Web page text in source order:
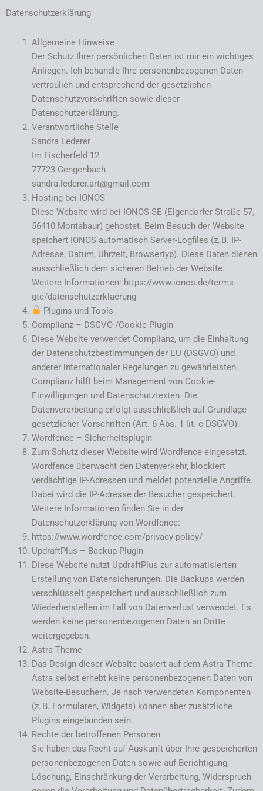
Datenschutzerklärung
Allgemeine Hinweise
Der Schutz Ihrer persönlichen Daten ist mir ein wichtiges
Anliegen. Ich behandle Ihre personenbezogenen Daten
vertraulich und entsprechend der gesetzlichen
Datenschutzvorschriften sowie dieser
Datenschutzerklärung.
Verantwortliche Stelle
Sandra Lederer
Im Fischerfeld 12
77723 Gengenbach
sandra.lederer.art@gmail.com
Hosting bei IONOS
Diese Website wird bei IONOS SE (Elgendorfer Straße 57,
56410 Montabaur) gehostet. Beim Besuch der Website
speichert IONOS automatisch Server-Logfiles (z. B. IP-
Adresse, Datum, Uhrzeit, Browsertyp). Diese Daten dienen
ausschließlich dem sicheren Betrieb der Website.
Weitere Informationen: https://www.ionos.de/terms-
gtc/datenschutzerklaerung
Plugins und Tools
Complianz – DSGVO-/Cookie-Plugin
Diese Website verwendet Complianz, um die Einhaltung
der Datenschutzbestimmungen der EU (DSGVO) und
anderer internationaler Regelungen zu gewährleisten.
Complianz hilft beim Management von Cookie-
Einwilligungen und Datenschutztexten. Die
Datenverarbeitung erfolgt ausschließlich auf Grundlage
gesetzlicher Vorschriften (Art. 6 Abs. 1 lit. c DSGVO).
Wordfence – Sicherheitsplugin
Zum Schutz dieser Website wird Wordfence eingesetzt.
Wordfence überwacht den Datenverkehr, blockiert
verdächtige IP-Adressen und meldet potenzielle Angriffe.
Dabei wird die IP-Adresse der Besucher gespeichert.
Weitere Informationen finden Sie in der
Datenschutzerklärung von Wordfence:
https://www.wordfence.com/privacy-policy/
UpdraftPlus – Backup-Plugin
Diese Website nutzt UpdraftPlus zur automatisierten
Erstellung von Datensicherungen. Die Backups werden
verschlüsselt gespeichert und ausschließlich zum
Wiederherstellen im Fall von Datenverlust verwendet. Es
werden keine personenbezogenen Daten an Dritte
weitergegeben.
Astra Theme
Das Design dieser Website basiert auf dem Astra Theme.
Astra selbst erhebt keine personenbezogenen Daten von
Website-Besuchern. Je nach verwendeten Komponenten
(z. B. Formularen, Widgets) können aber zusätzliche
Plugins eingebunden sein.
Rechte der betroffenen Personen
Sie haben das Recht auf Auskunft über Ihre gespeicherten
personenbezogenen Daten sowie auf Berichtigung,
Löschung, Einschränkung der Verarbeitung, Widerspruch